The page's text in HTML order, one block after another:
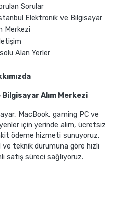
Sorular
Elektronik ve Bilgisayar
Merkezi
Alan Yerler
Alım Merkezi
MacBook, gaming PC ve
için yerinde alım, ücretsiz
ödeme hizmeti sunuyoruz.
ve teknik durumuna göre hızlı
satış süreci sağlıyoruz.